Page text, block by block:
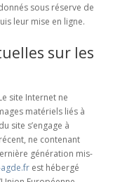
sous réserve de
leur mise en ligne.
sur les
site Internet ne
matériels liés à
site s’engage à
ne contenant
génération mis-
est hébergé